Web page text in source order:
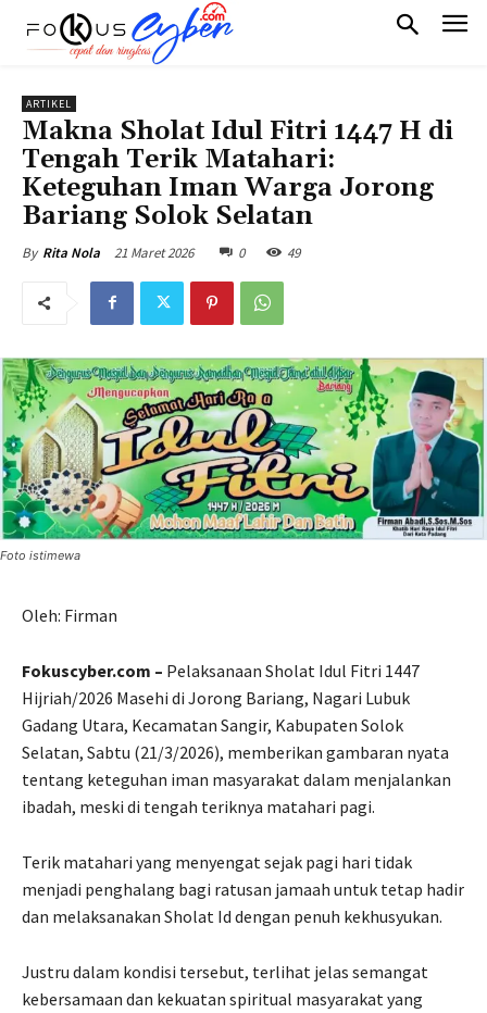
ARTIKEL
Makna Sholat Idul Fitri 1447 H di
Tengah Terik Matahari:
Keteguhan Iman Warga Jorong
Bariang Solok Selatan
By Rita Nola 21 Maret 2026 0 49
Foto istimewa
Oleh: Firman
Fokuscyber.com – Pelaksanaan Sholat Idul Fitri 1447
Hijriah/2026 Masehi di Jorong Bariang, Nagari Lubuk
Gadang Utara, Kecamatan Sangir, Kabupaten Solok
Selatan, Sabtu (21/3/2026), memberikan gambaran nyata
tentang keteguhan iman masyarakat dalam menjalankan
ibadah, meski di tengah teriknya matahari pagi.
Terik matahari yang menyengat sejak pagi hari tidak
menjadi penghalang bagi ratusan jamaah untuk tetap hadir
dan melaksanakan Sholat Id dengan penuh kekhusyukan.
Justru dalam kondisi tersebut, terlihat jelas semangat
kebersamaan dan kekuatan spiritual masyarakat yang